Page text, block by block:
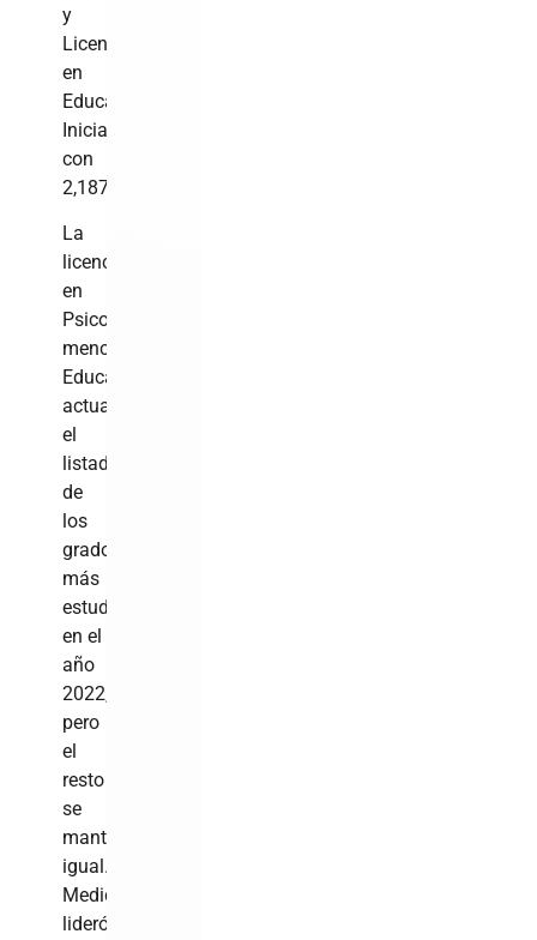
y
Licenciatura
en
Educación
Inicial
con
2,187.
La
licenciatura
en
Psicología,
mención
Educativa,
actualizó
el
listado
de
los
grados
más
estudiados
en el
año
2022,
pero
el
resto
se
mantuvo
igual.
Medicina
lideró